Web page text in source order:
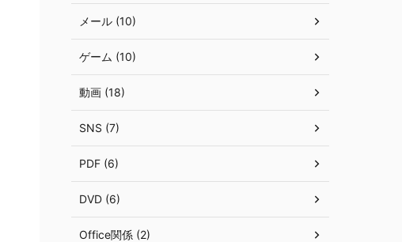
メール (10)
ゲーム (10)
動画 (18)
SNS (7)
PDF (6)
DVD (6)
Office関係 (2)